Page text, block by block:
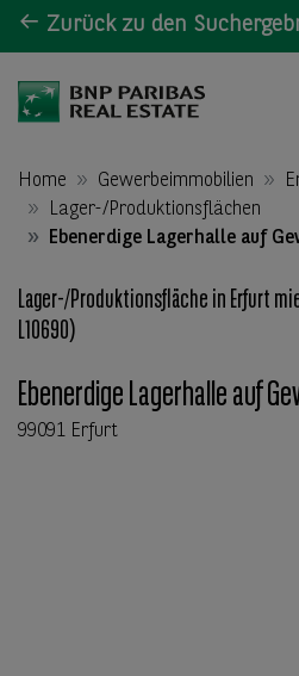
Zurück zu den
Home Gewerbeimmobilien
Lager-/Produktionsflächen
Ebenerdige Lagerhalle auf
Lager-/Produktionsfläche in Erfurt
L10690)
Ebenerdige Lagerhalle auf
99091 Erfurt